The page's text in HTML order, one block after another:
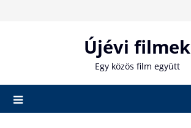
Újévi filmek
Egy közös film együtt